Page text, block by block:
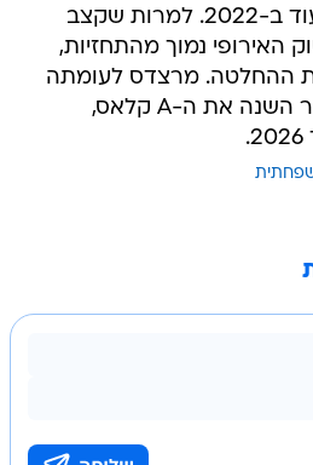
החשמליים התקבלה עוד ב-2022. למרות שקצב
האירופי נמוך מהתחזיות,
ההחלטה. מרצדס לעומתה
שתיכננה להפסיק לייצר השנה את ה-A קלאס,